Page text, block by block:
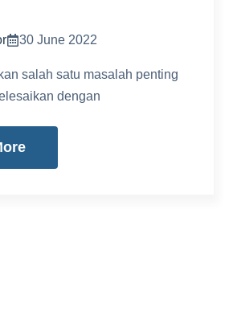
30 June 2022
salah satu masalah penting
dengan